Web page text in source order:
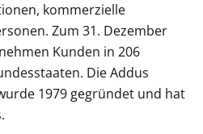
kommerzielle
Zum 31. Dezember
Kunden in 206
Die Addus
1979 gegründet und hat